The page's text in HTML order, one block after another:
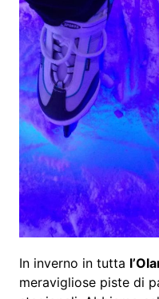
In inverno in tutta
meravigliose piste di